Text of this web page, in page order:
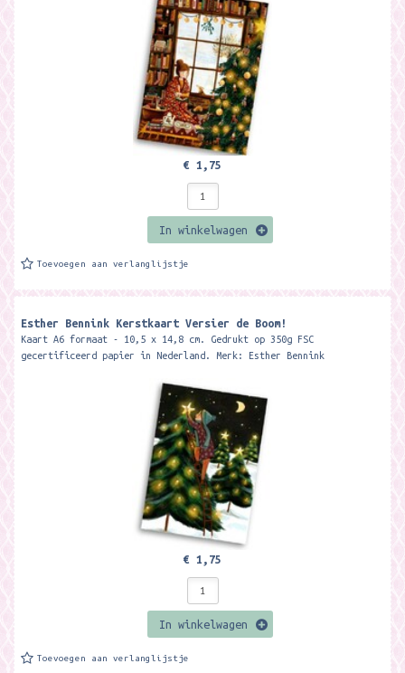
€ 1,75
In winkelwagen
Toevoegen aan verlanglijstje
Esther Bennink Kerstkaart Versier de Boom!
Kaart A6 formaat - 10,5 x 14,8 cm. Gedrukt op 350g FSC
gecertificeerd papier in Nederland. Merk: Esther Bennink
€ 1,75
In winkelwagen
Toevoegen aan verlanglijstje